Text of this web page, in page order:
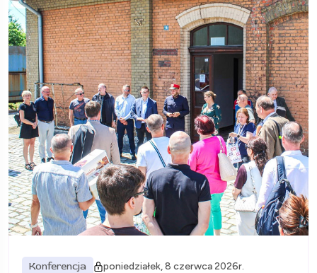
Konferencja poniedziałek, 8 czerwca 2026r.